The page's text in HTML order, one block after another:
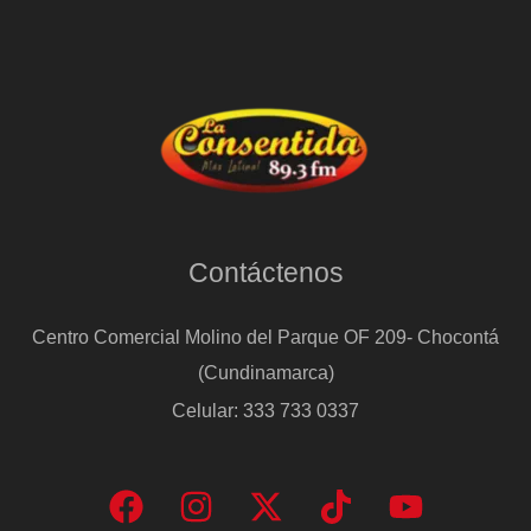
Contáctenos
Centro Comercial Molino del Parque OF 209- Chocontá
(Cundinamarca)
Celular: 333 733 0337